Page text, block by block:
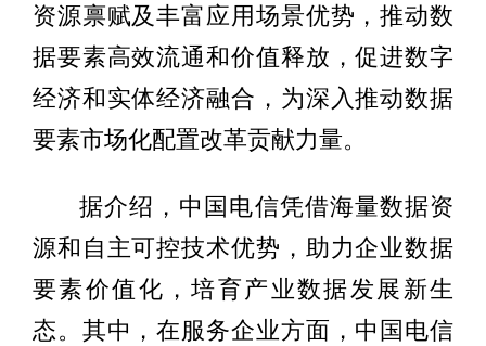
资源禀赋及丰富应用场景优势，推动数
据要素高效流通和价值释放，促进数字
经济和实体经济融合，为深入推动数据
要素市场化配置改革贡献力量。
据介绍，中国电信凭借海量数据资
源和自主可控技术优势，助力企业数据
要素价值化，培育产业数据发展新生
态。其中，在服务企业方面，中国电信